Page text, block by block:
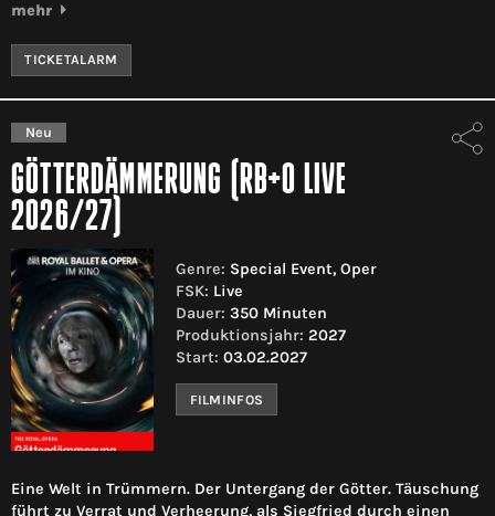
mehr
TICKETALARM
Neu
GÖTTERDÄMMERUNG (RB+O LIVE
2026/27)
Genre: Special Event, Oper
FSK: Live
Dauer: 350 Minuten
Produktionsjahr: 2027
Start: 03.02.2027
FILMINFOS
Eine Welt in Trümmern. Der Untergang der Götter. Täuschung
führt zu Verrat und Verheerung, als Siegfried durch einen